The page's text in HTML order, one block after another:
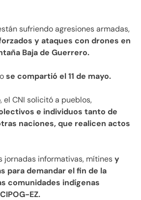
sufriendo agresiones armadas,
y ataques con drones en
Baja de Guerrero.
se compartió el 11 de mayo.
el CNI solicitó a pueblos,
e individuos tanto de
naciones, que realicen actos
jornadas informativas, mítinesy
para demandar el fin de la
comunidades indígenas
EZ.